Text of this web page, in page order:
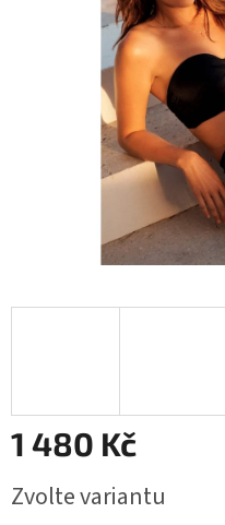
1 480 Kč
cena:
Zvolte variantu